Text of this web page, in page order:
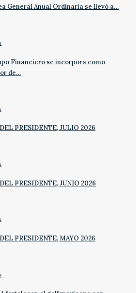
General Anual Ordinaria se llevó a…
Financiero se incorpora como
de…
PRESIDENTE, JULIO 2026
PRESIDENTE, JUNIO 2026
PRESIDENTE, MAYO 2026